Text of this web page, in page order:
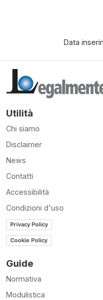
Data
Utilità
Chi siamo
Disclaimer
News
Contatti
Accessibilità
Condizioni d'uso
Privacy Policy
Cookie Policy
Guide
Normativa
Modulistica